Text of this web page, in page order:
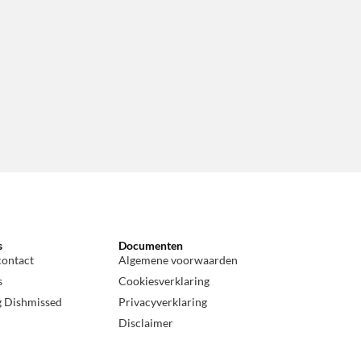
Dishmissed
Documenten
Algemene voorwaarden
Cookiesverklaring
Privacyverklaring
Disclaimer